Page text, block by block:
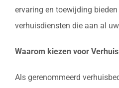
ervaring en toewijding
verhuisdiensten die aan al
Waarom kiezen voor
Als gerenommeerd